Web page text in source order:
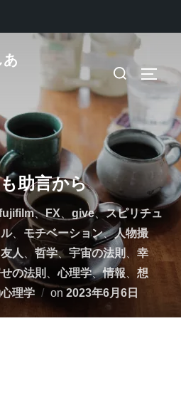
あ
検
対
象:
助言から
、FX give、スピリチュ
、 モチベーション、人物撮
友人 哲学、 宇宙の法則 、 幸
の法則 、心理学、情報
想
理学 on 投
2023年6月6日